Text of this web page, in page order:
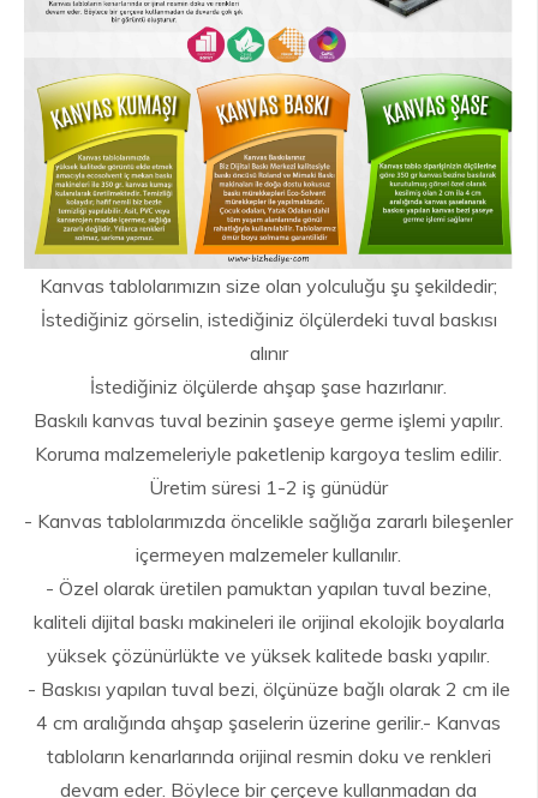
Kanvas tablolarımızın size olan yolculuğu şu şekildedir;
İstediğiniz görselin, istediğiniz ölçülerdeki tuval baskısı
alınır
İstediğiniz ölçülerde ahşap şase hazırlanır.
Baskılı kanvas tuval bezinin şaseye germe işlemi yapılır.
Koruma malzemeleriyle paketlenip kargoya teslim edilir.
Üretim süresi 1-2 iş günüdür
- Kanvas tablolarımızda öncelikle sağlığa zararlı bileşenler
içermeyen malzemeler kullanılır.
- Özel olarak üretilen pamuktan yapılan tuval bezine,
kaliteli dijital baskı makineleri ile orijinal ekolojik boyalarla
yüksek çözünürlükte ve yüksek kalitede baskı yapılır.
- Baskısı yapılan tuval bezi, ölçünüze bağlı olarak 2 cm ile
4 cm aralığında ahşap şaselerin üzerine gerilir.- Kanvas
tabloların kenarlarında orijinal resmin doku ve renkleri
devam eder. Böylece bir çerçeve kullanmadan da